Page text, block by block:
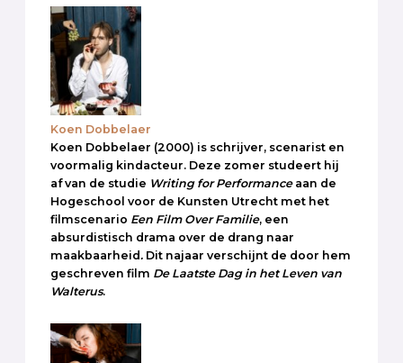
Koen Dobbelaer
Koen Dobbelaer (2000) is schrijver, scenarist en
voormalig kindacteur. Deze zomer studeert hij
af van de studie Writing for Performanceaan de
Hogeschool voor de Kunsten Utrecht met het
filmscenario Een Film Over Familie, een
absurdistisch drama over de drang naar
maakbaarheid. Dit najaar verschijnt de door hem
geschreven film De Laatste Dag in het Leven van
Walterus.